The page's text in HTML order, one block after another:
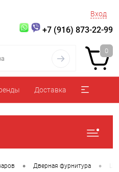
Вход
+7 (916) 873-22-99
0
Доставка
• Дверная фурнитура •